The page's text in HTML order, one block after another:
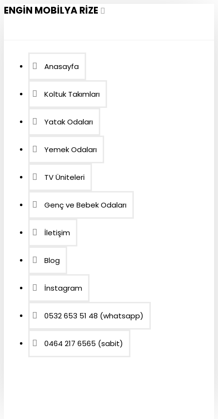
ENGIN MOBILYA RIZE
Anasayfa
Koltuk Takımları
Yatak Odaları
Yemek Odaları
TV Üniteleri
Genç ve Bebek Odaları
İletişim
Blog
İnstagram
0532 653 51 48 (whatsapp)
0464 217 6565 (sabit)